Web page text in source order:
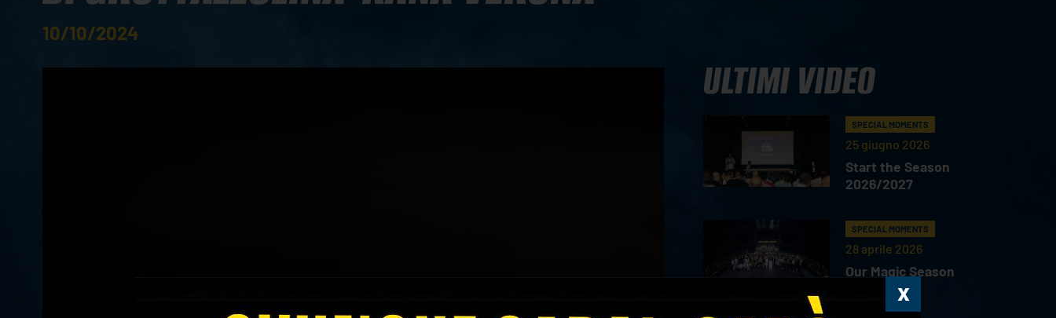
10/10/2024
ULTIMI VIDEO
SPECIAL MOMENTS
25 giugno 2026
Start the Season
2026/2027
SPECIAL MOMENTS
28 aprile 2026
Our Magic Season